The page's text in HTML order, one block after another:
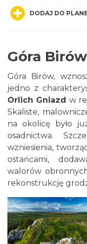
DODAJ DO
Góra
Góra Birów,
jedno z
Orlich Gniazd w
Skaliste,
na okolicę było
osadnictwa.
wzniesienia,
ostańcami,
walorów
rekonstrukcję